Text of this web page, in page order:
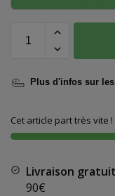
Plus d'infos sur
Cet article part très vite !
Livraison
90€